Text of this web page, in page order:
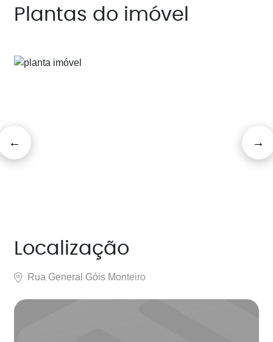
Plantas do imóvel
Localização
Rua General Góis Monteiro